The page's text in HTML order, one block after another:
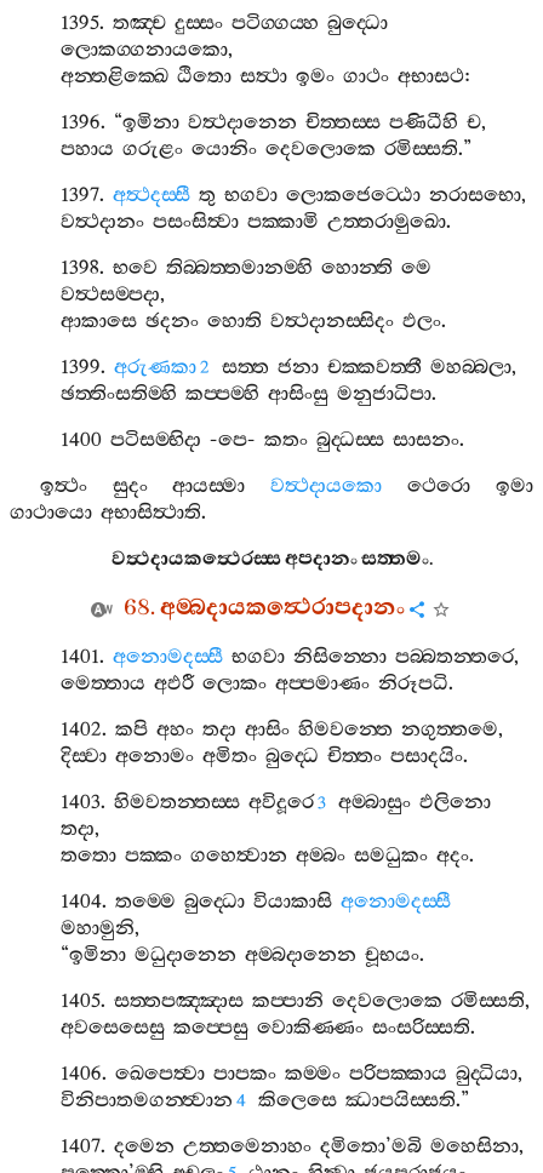
1395.තඤ‍්ච දුස‍්සං පටිග‍්ගය‍්හ බුද‍්ධො
ලොකග‍්ගනායකො,
අන‍්තළික‍්ඛෙ ඨිතො සත්‍ථා ඉමං ගාථං අභාසථ:
1396. “ඉමිනා වත්‍ථදානෙන චිත‍්තස‍්ස පණිධීහි ච,
පහාය ගරුළං යොනිං දෙවලොකෙ රමිස‍්සති.”
1397.අත්‍ථදස‍්සී තු භගවා ලොකජෙට‍්ඨො නරාසභො,
වත්‍ථදානං පසංසිත්‍වා පක‍්කාමි උත‍්තරාමුඛො.
1398.භවෙ තිබ‍්බත‍්තමානම‍්හි හොන‍්ති මෙ
වත්‍ථසම‍්පදා,
ආකාසෙ ඡදනං හොති වත්‍ථදානස‍්සිදං ඵලං.
1399.අරුණකා2 සත‍්ත ජනා චක‍්කවත‍්තී මහබ‍්බලා,
ඡත‍්තිංසතිම‍්හි කප‍්පම‍්හි ආසිංසු මනුජාධිපා.
1400පටිසම‍්භිදා -පෙ-කතං බුද‍්ධස‍්ස සාසනං.
ඉත්‍ථං
සුදං ආයස‍්මා වත්‍ථදායකො ථෙරො
ඉමා
ගාථායො අභාසිත්‍ථාති.
වත්‍ථදායකත්‍ථෙරස‍්සඅපදානංසත‍්තමං.
68.අම‍්බදායකත්‍ථෙරාපදානං
1401.අනොමදස‍්සී භගවා නිසින‍්නො පබ‍්බතන‍්තරෙ,
මෙත‍්තාය අඵරී ලොකං අප‍්පමාණං නිරූපධි.
1402.කපි අහං තදා ආසිං හිමවන‍්තෙ නගුත‍්තමෙ,
දිස‍්වා අනොමං අමිතං බුද‍්ධෙ චිත‍්තං පසාදයිං.
1403.හිමවතන‍්තස‍්ස අවිදූරෙ3 අම‍්බාසුං ඵලිනො
තදා,
තතො පක‍්කං ගහෙත්‍වාන අම‍්බං සමධුකං අදං.
1404.තම‍්මෙ බුද‍්ධො වියාකාසි අනොමදස‍්සී
මහාමුනි,
“ඉමිනා මධුදානෙන අම‍්බදානෙන චූභයං.
1405.සත‍්තපඤ‍්ඤාස කප‍්පානි දෙවලොකෙ රමිස‍්සති,
අවසෙසෙසු කප‍්පෙසු වොකිණ‍්ණං සංසරිස‍්සති.
1406.ඛෙපෙත්‍වා පාපකං කම‍්මං පරිපක‍්කාය බුද‍්ධියා,
විනිපාතමගන‍්ත්‍වාන 4 කිලෙසෙ ඣාපයිස‍්සති.”
1407.දමෙන උත‍්තමෙනාහං දමිතො’මබි මහෙසිනා,